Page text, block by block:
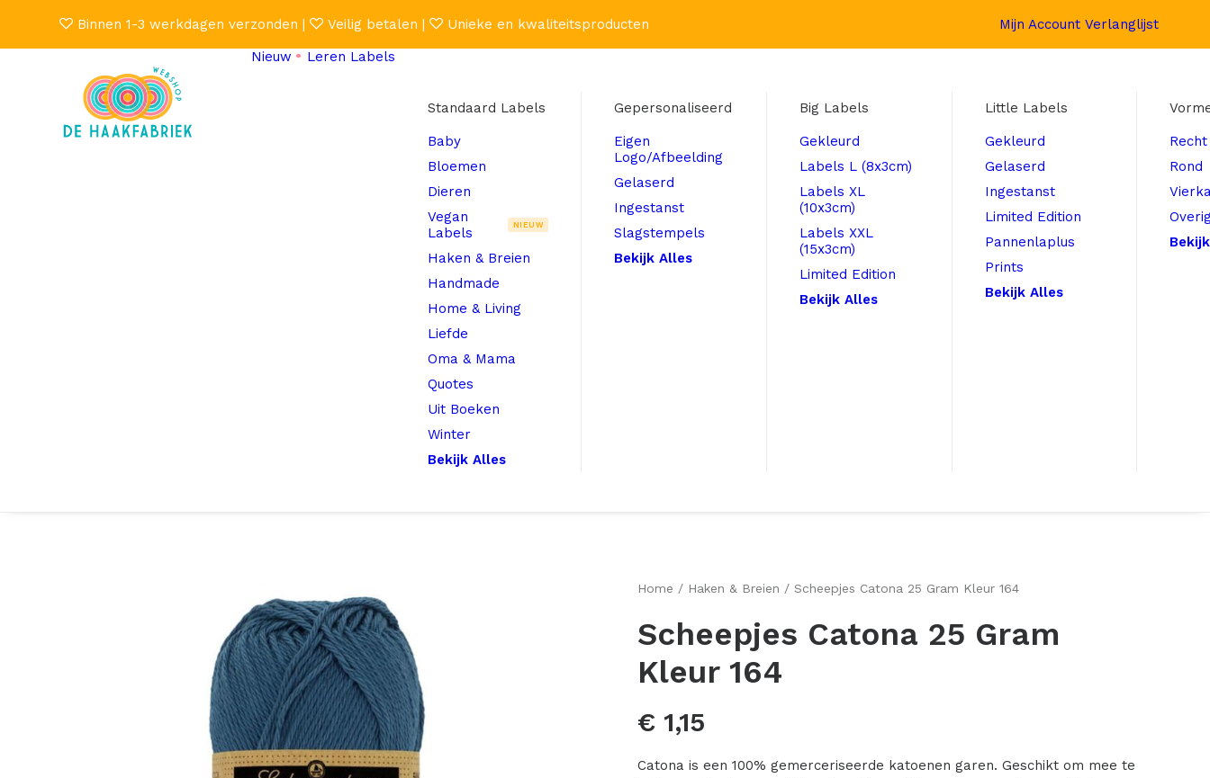
Binnen 1-3 werkdagen verzonden | Veilig betalen | Unieke en kwaliteitsproducten Mijn Account Verlanglijst
Nieuw
Leren Labels
Standaard Labels
Baby
Bloemen
Dieren
Vegan
Labels
NIEUW
Haken & Breien
Handmade
Home & Living
Liefde
Oma & Mama
Quotes
Uit Boeken
Winter
Bekijk Alles
Gepersonaliseerd
Eigen
Logo/Afbeelding
Gelaserd
Ingestanst
Slagstempels
Bekijk Alles
Big Labels
Gekleurd
Labels L (8x3cm)
Labels XL
(10x3cm)
Labels XXL
(15x3cm)
Limited Edition
Bekijk Alles
Little Labels
Gekleurd
Gelaserd
Ingestanst
Limited Edition
Pannenlaplus
Prints
Bekijk Alles
Recht
Rond
Home Haken & Breien Scheepjes Catona 25 Gram Kleur 164
Scheepjes Catona 25 Gram
Kleur 164
€ 1,15
Catona is een 100% gemerceriseerde katoenen garen. Geschikt om mee te